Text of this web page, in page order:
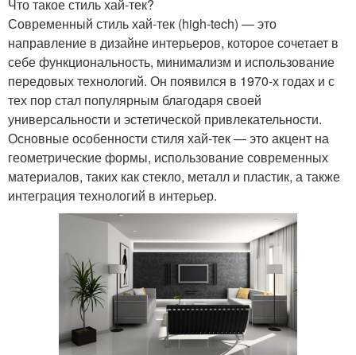
Что такое стиль хай-тек?
Современный стиль хай-тек (high-tech) — это
направление в дизайне интерьеров, которое сочетает в
себе функциональность, минимализм и использование
передовых технологий. Он появился в 1970-х годах и с
тех пор стал популярным благодаря своей
универсальности и эстетической привлекательности.
Основные особенности стиля хай-тек — это акцент на
геометрические формы, использование современных
материалов, таких как стекло, металл и пластик, а также
интеграция технологий в интерьер.